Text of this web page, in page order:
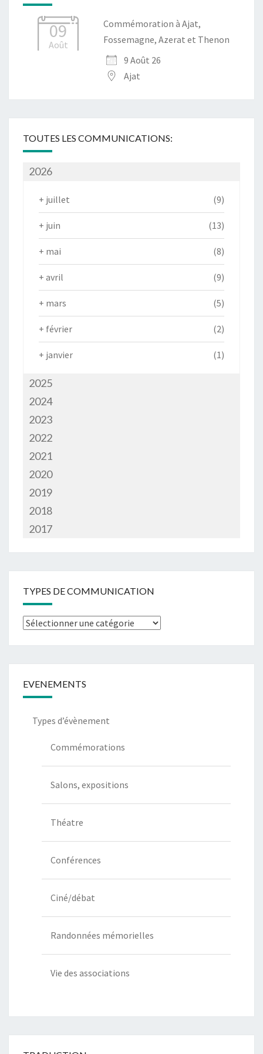
09
Août
Commémoration à Ajat,
Fossemagne, Azerat et Thenon
9 Août 26
Ajat
TOUTES LES COMMUNICATIONS:
2026
+ juillet (9)
+ juin (13)
+ mai (8)
+ avril (9)
+ mars (5)
+ février (2)
+ janvier (1)
2025
2024
2023
2022
2021
2020
2019
2018
2017
TYPES DE COMMUNICATION
Types
EVENEMENTS
Types d’évènement
Commémorations
Salons, expositions
Théatre
Conférences
Ciné/débat
Randonnées mémorielles
Vie des associations